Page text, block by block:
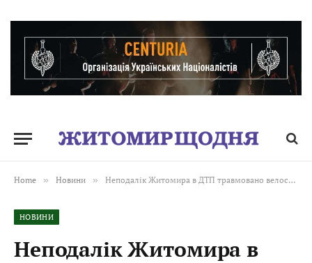
Home » Новини » Неподалік Житомира в ДТП травмовано велосипедистку: поліція встановлює обставини
НОВИНИ
Неподалік Житомира в